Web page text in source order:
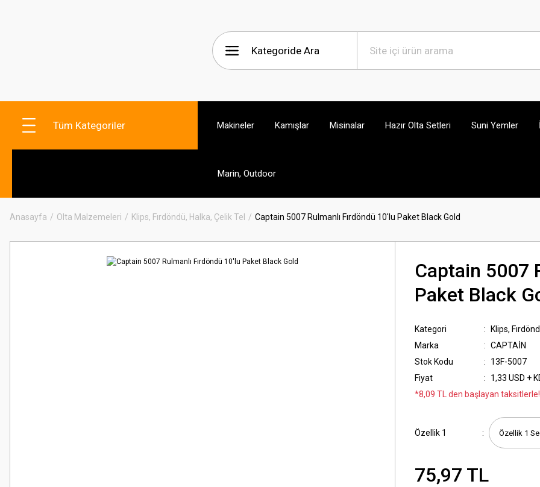
Tüm Kategoriler Makineler Kamışlar Misinalar Hazır Olta Setleri Suni Yemler
Marin, Outdoor
Anasayfa Olta Malzemeleri Klips, Fırdöndü, Halka, Çelik Tel Captain 5007 Rulmanlı Fırdöndü 10'lu Paket Black Gold
Captain 5007
Paket Black
Kategori
Klips,
Marka
CAPTAİN
Stok Kodu
13F-5007
Fiyat
1,33 USD +
*8,09 TL den başlayan taksitlerle!
Özellik 1
75,97 TL